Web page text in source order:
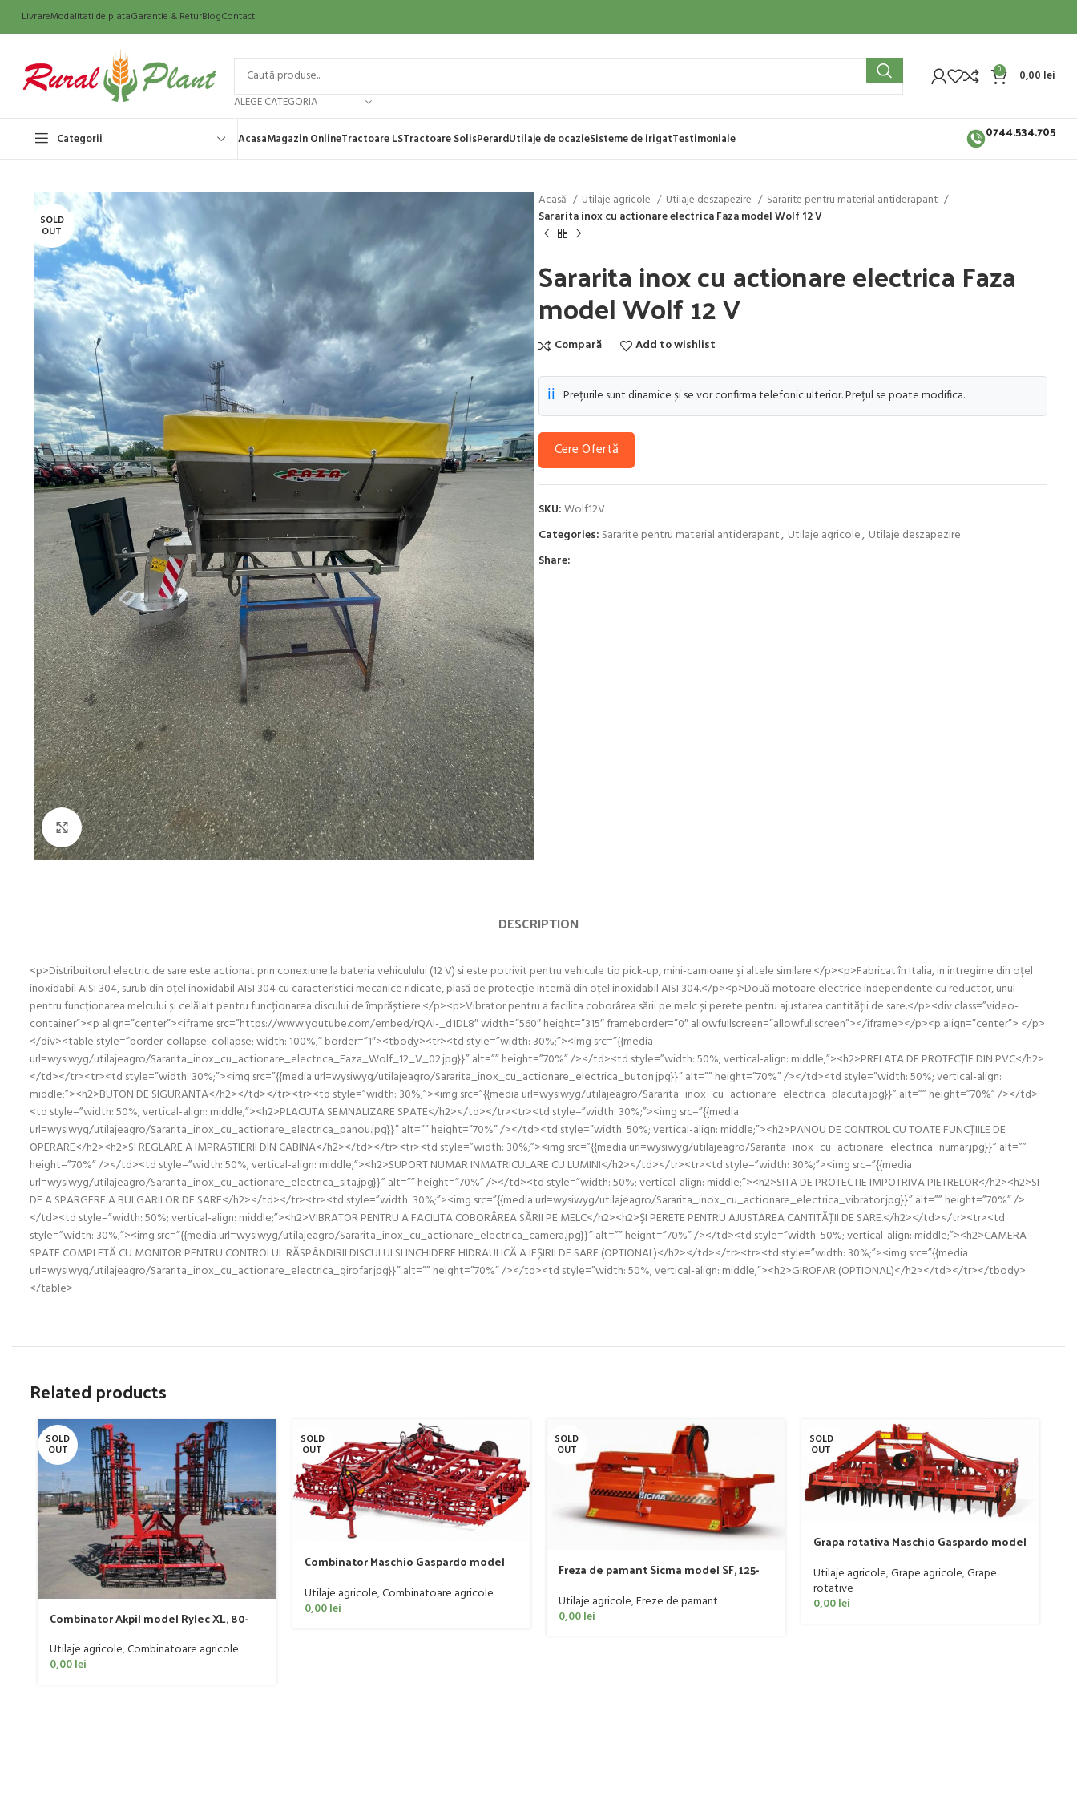
LivrareModalitati de plataGarantie & ReturBlogContact
ALEGE CATEGORIA
0 0,00 lei
Categorii AcasaMagazin OnlineTractoare LSTractoare SolisPerardUtilaje de ocazieSisteme de irigatTestimoniale 0744.534.705
SOLD
OUT
Click to enlarge
Acasă Utilaje agricole Utilaje deszapezire
Sararite pentru material antiderapant
Sararita inox cu actionare electrica Faza model Wolf 12 V
Sararita inox cu actionare electrica Faza
model Wolf 12 V
Compară Add to wishlist
ℹ️ Prețurile sunt dinamice și se vor confirma telefonic ulterior. Prețul se poate modifica.
Cere Ofertă
SKU:Wolf12V
Categories: Sararite pentru material antiderapant, Utilaje agricole, Utilaje deszapezire
Share:
DESCRIPTION
<p>Distribuitorul electric de sare este actionat prin conexiune la bateria vehiculului (12 V) si este potrivit pentru vehicule tip pick-up, mini-camioane și altele similare.</p><p>Fabricat în Italia, in intregime din oțel
inoxidabil AISI 304, surub din oțel inoxidabil AISI 304 cu caracteristici mecanice ridicate, plasă de protecție internă din oțel inoxidabil AISI 304.</p><p>Două motoare electrice independente cu reductor, unul
pentru funcționarea melcului și celălalt pentru funcționarea discului de împrăștiere.</p><p>Vibrator pentru a facilita coborârea sării pe melc și perete pentru ajustarea cantității de sare.</p><div class=”video-
container”><p align=”center”><iframe src=”https://www.youtube.com/embed/rQAl-_d1DL8″ width=”560″ height=”315″ frameborder=”0″ allowfullscreen=”allowfullscreen”></iframe></p><p align=”center”> </p>
</div><table style=”border-collapse: collapse; width: 100%;” border=”1″><tbody><tr><td style=”width: 30%;”><img src=”{{media
url=wysiwyg/utilajeagro/Sararita_inox_cu_actionare_electrica_Faza_Wolf_12_V_02.jpg}}” alt=”” height=”70%” /></td><td style=”width: 50%; vertical-align: middle;”><h2>PRELATA DE PROTECȚIE DIN PVC</h2>
</td></tr><tr><td style=”width: 30%;”><img src=”{{media url=wysiwyg/utilajeagro/Sararita_inox_cu_actionare_electrica_buton.jpg}}” alt=”” height=”70%” /></td><td style=”width: 50%; vertical-align:
middle;”><h2>BUTON DE SIGURANTA</h2></td></tr><tr><td style=”width: 30%;”><img src=”{{media url=wysiwyg/utilajeagro/Sararita_inox_cu_actionare_electrica_placuta.jpg}}” alt=”” height=”70%” /></td>
<td style=”width: 50%; vertical-align: middle;”><h2>PLACUTA SEMNALIZARE SPATE</h2></td></tr><tr><td style=”width: 30%;”><img src=”{{media
url=wysiwyg/utilajeagro/Sararita_inox_cu_actionare_electrica_panou.jpg}}” alt=”” height=”70%” /></td><td style=”width: 50%; vertical-align: middle;”><h2>PANOU DE CONTROL CU TOATE FUNCȚIILE DE
OPERARE</h2><h2>SI REGLARE A IMPRASTIERII DIN CABINA</h2></td></tr><tr><td style=”width: 30%;”><img src=”{{media url=wysiwyg/utilajeagro/Sararita_inox_cu_actionare_electrica_numar.jpg}}” alt=””
height=”70%” /></td><td style=”width: 50%; vertical-align: middle;”><h2>SUPORT NUMAR INMATRICULARE CU LUMINI</h2></td></tr><tr><td style=”width: 30%;”><img src=”{{media
url=wysiwyg/utilajeagro/Sararita_inox_cu_actionare_electrica_sita.jpg}}” alt=”” height=”70%” /></td><td style=”width: 50%; vertical-align: middle;”><h2>SITA DE PROTECTIE IMPOTRIVA PIETRELOR</h2><h2>SI
DE A SPARGERE A BULGARILOR DE SARE</h2></td></tr><tr><td style=”width: 30%;”><img src=”{{media url=wysiwyg/utilajeagro/Sararita_inox_cu_actionare_electrica_vibrator.jpg}}” alt=”” height=”70%” />
</td><td style=”width: 50%; vertical-align: middle;”><h2>VIBRATOR PENTRU A FACILITA COBORÂREA SĂRII PE MELC</h2><h2>ȘI PERETE PENTRU AJUSTAREA CANTITĂȚII DE SARE.</h2></td></tr><tr><td
style=”width: 30%;”><img src=”{{media url=wysiwyg/utilajeagro/Sararita_inox_cu_actionare_electrica_camera.jpg}}” alt=”” height=”70%” /></td><td style=”width: 50%; vertical-align: middle;”><h2>CAMERA
SPATE COMPLETĂ CU MONITOR PENTRU CONTROLUL RĂSPÂNDIRII DISCULUI SI INCHIDERE HIDRAULICĂ A IEȘIRII DE SARE (OPTIONAL)</h2></td></tr><tr><td style=”width: 30%;”><img src=”{{media
url=wysiwyg/utilajeagro/Sararita_inox_cu_actionare_electrica_girofar.jpg}}” alt=”” height=”70%” /></td><td style=”width: 50%; vertical-align: middle;”><h2>GIROFAR (OPTIONAL)</h2></td></tr></tbody>
</table>
Related products
SOLD
OUT
Combinator Akpil model Rylec XL, 80-
Utilaje agricole,Combinatoare agricole
0,00lei
SOLD
OUT
Combinator Maschio Gaspardo model
Utilaje agricole,Combinatoare agricole
0,00lei
SOLD
OUT
Freza de pamant Sicma model SF, 125-
Utilaje agricole,Freze de pamant
0,00lei
SOLD
OUT
Grapa rotativa Maschio Gaspardo model
Utilaje agricole,Grape agricole,Grape
rotative
0,00lei